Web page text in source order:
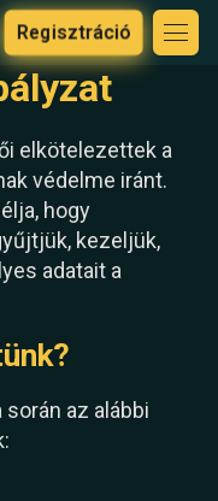
Regisztráció
elkötelezettek a
védelme iránt.
hogy
kezeljük,
adatait a
az alábbi